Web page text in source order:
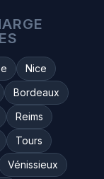
Nice
Bordeaux
Reims
Tours
Vénissieux